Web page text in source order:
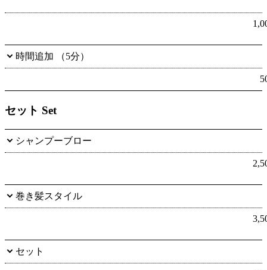
時間追加 （5分）
セット Set
シャンプーブロー
巻き髪スタイル
セット